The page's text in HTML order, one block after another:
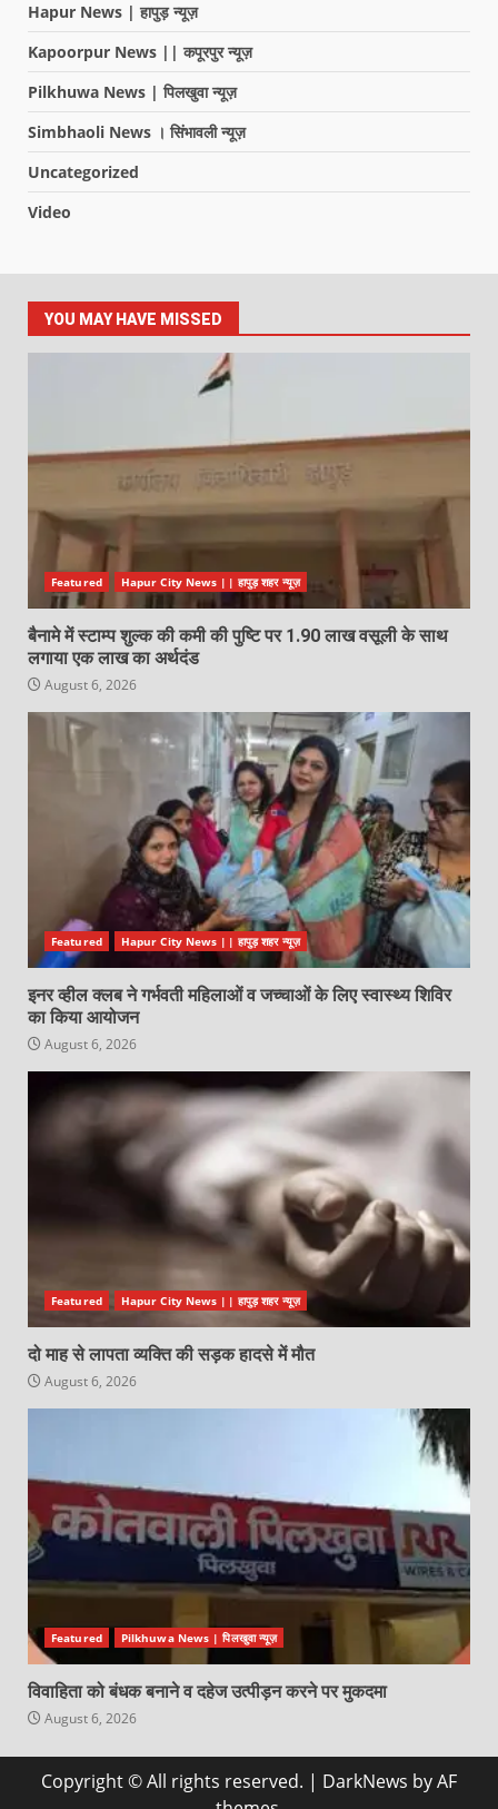
Hapur News | हापुड़ न्यूज़
Kapoorpur News || कपूरपुर न्यूज़
Pilkhuwa News | पिलखुवा न्यूज़
Simbhaoli News । सिंभावली न्यूज़
Uncategorized
Video
YOU MAY HAVE MISSED
Featured Hapur City News || हापुड़ शहर न्यूज़
बैनामे में स्टाम्प शुल्क की कमी की पुष्टि पर 1.90 लाख वसूली के साथ
लगाया एक लाख का अर्थदंड
August 6, 2026
Featured Hapur City News || हापुड़ शहर न्यूज़
इनर व्हील क्लब ने गर्भवती महिलाओं व जच्चाओं के लिए स्वास्थ्य शिविर
का किया आयोजन
August 6, 2026
Featured Hapur City News || हापुड़ शहर न्यूज़
दो माह से लापता व्यक्ति की सड़क हादसे में मौत
August 6, 2026
Featured Pilkhuwa News | पिलखुवा न्यूज़
विवाहिता को बंधक बनाने व दहेज उत्पीड़न करने पर मुकदमा
August 6, 2026
Copyright © All rights reserved. | DarkNews by AF